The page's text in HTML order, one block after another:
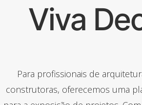
Viva
Para profissionais de
construtoras, oferecemos uma